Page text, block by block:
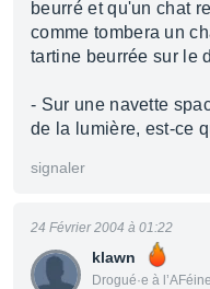
beurré et qu'un chat
comme tombera un
tartine beurrée sur le
- Sur une navette
de la lumière, est-ce
signaler
klawn
Drogué·e à l’AFéine
24 Février 2004 à 01:22